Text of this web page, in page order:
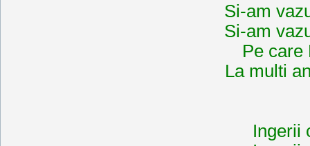
Si-am
Si-am
Pe care
La multi
Ingerii